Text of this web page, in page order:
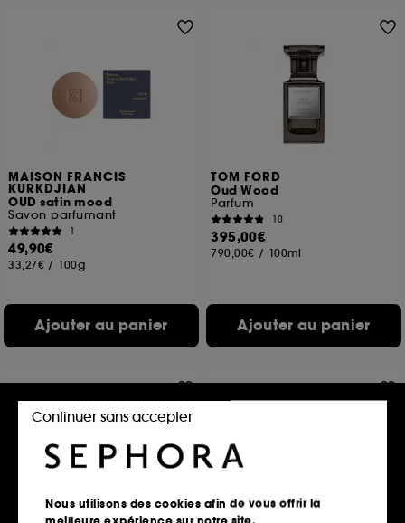
MAISON FRANCIS
KURKDJIAN
OUD satin mood
Savon parfumant
1
49,90€
33,27€ / 100g
Ajouter au panier
TOM FORD
Oud Wood
Parfum
10
395,00€
790,00€ / 100ml
Ajouter au panier
Nous utilisons des cookies afin de vous offrir la
Continuer sans accepter